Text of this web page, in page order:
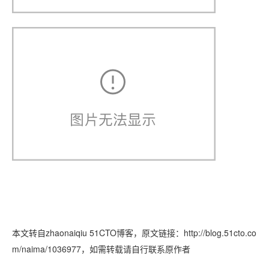
本文转自zhaonaiqiu 51CTO博客，原文链接：http://blog.51cto.co
m/naima/1036977，如需转载请自行联系原作者